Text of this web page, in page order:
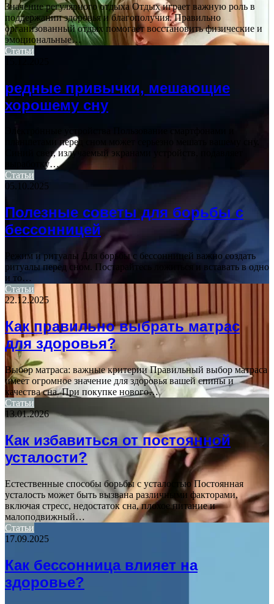
Значение регулярного отдыха Отдых играет важную роль в
поддержании здоровья и благополучия. Правильно
организованный отдых помогает восстановить физические и
эмоциональные…
Статьи
редные привычки, мешающие
хорошему сну
Электронные устройства Пользование смартфонами и
планшетами перед сном может серьезно мешать вашему сну.
Синий свет, излучаемый экранами устройств, подавляет
выработку…
Статьи
05.10.2025
Полезные советы для борьбы с
бессонницей
Режим и ритуалы Для борьбы с бессонницей важно создать
ритуалы перед сном. Постарайтесь ложиться и вставать в одно
и то…
Статьи
22.12.2025
Как правильно выбрать матрас
для здоровья?
Выбор матраса: важные критерии Правильный выбор матраса
имеет огромное значение для здоровья вашей спины и
качества сна. При покупке нового…
Статьи
13.01.2026
Как избавиться от постоянной
усталости?
Естественные способы борьбы с усталостью Постоянная
усталость может быть вызвана различными факторами,
включая стресс, недостаток сна, плохое питание и
малоподвижный…
Статьи
17.09.2025
Как бессонница влияет на
здоровье?